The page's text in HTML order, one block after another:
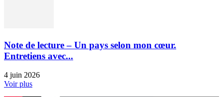
Note de lecture – Un pays selon mon cœur.
Entretiens avec...
4 juin 2026
Voir plus